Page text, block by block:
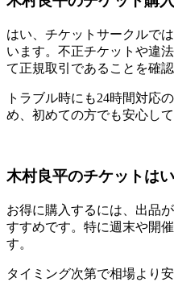
はい、チケットサークルで
います。不正チケットや違
て正規取引であることを確認
トラブル時にも24時間対応
め、初めての方でも安心し
木村良平のチケットは
お得に購入するには、出品
すすめです。特に週末や開
す。
タイミング次第で相場より